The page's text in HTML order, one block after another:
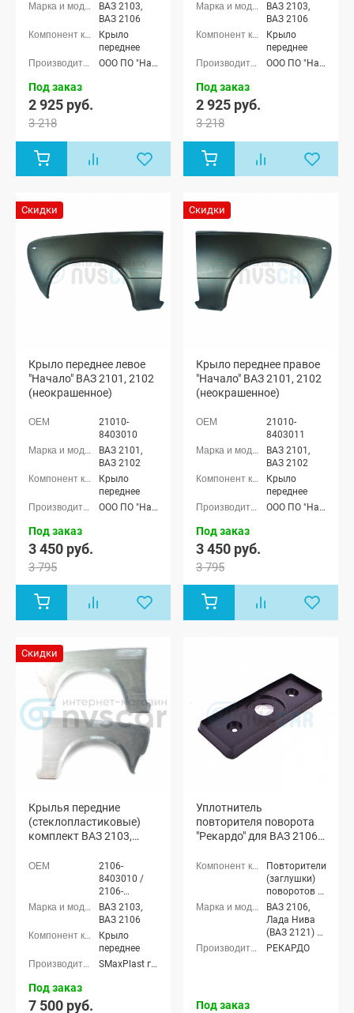
ВАЗ 2103,
ВАЗ 2106
Крыло
переднее
ООО ПО "Начало"
Под заказ
2 925 руб.
3 218
ВАЗ 2103,
ВАЗ 2106
Крыло
переднее
ООО ПО "Начало"
Под заказ
2 925 руб.
3 218
Скидки
Крыло переднее левое
"Начало" ВАЗ 2101, 2102
(неокрашенное)
21010-
8403010
ВАЗ 2101,
ВАЗ 2102
Крыло
переднее
ООО ПО "Начало"
Под заказ
3 450 руб.
3 795
Скидки
Крыло переднее правое
"Начало" ВАЗ 2101, 2102
(неокрашенное)
21010-
8403011
ВАЗ 2101,
ВАЗ 2102
Крыло
переднее
ООО ПО "Начало"
Под заказ
3 450 руб.
3 795
Скидки
Крылья передние
(стеклопластиковые)
комплект ВАЗ 2103,
2106-
8403010 /
2106-
8404011
ВАЗ 2103,
ВАЗ 2106
Крыло
переднее
SMaxPlast г. Тольятти
Под заказ
7 500 руб.
Уплотнитель
повторителя поворота
"Рекардо" для ВАЗ 2106,
Повторители
(заглушки)
поворотов в
крылья
ВАЗ 2106,
Лада Нива
(ВАЗ 2121) 3-
х дверная,
РЕКАРДО
Под заказ